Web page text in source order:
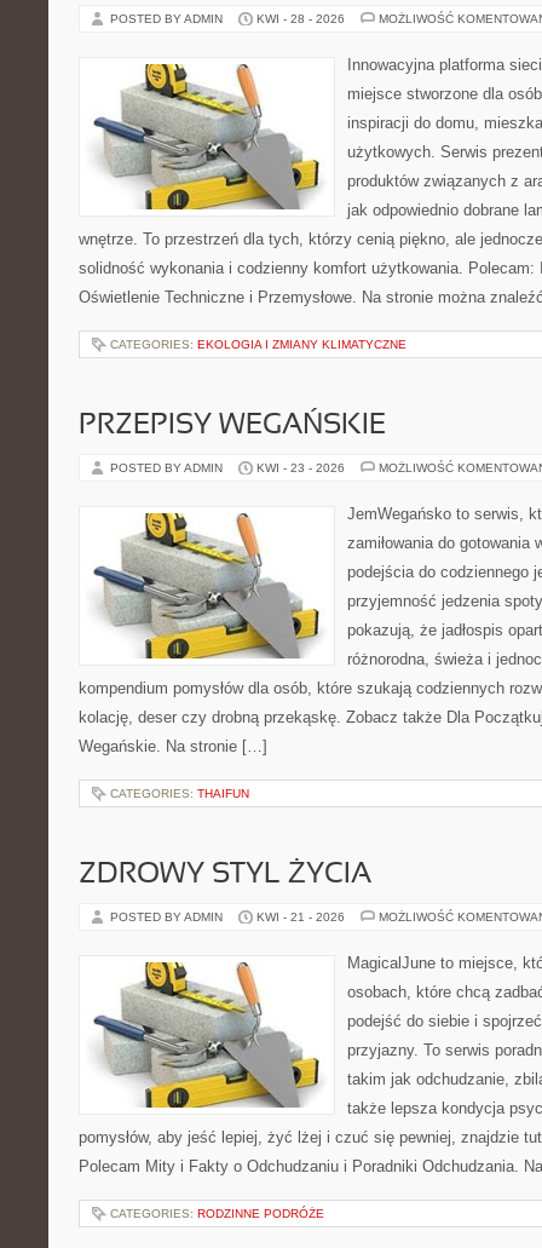
POSTED BY ADMIN KWI - 28 - 2026 MOŻLIWOŚĆ
Innowacyjna platforma
miejsce stworzone dla
inspiracji do domu,
użytkowych. Serwis
produktów związanych z
jak odpowiednio dobrane
wnętrze. To przestrzeń dla tych, którzy cenią piękno, ale
solidność wykonania i codzienny komfort użytkowania. Polecam:
Oświetlenie Techniczne i Przemysłowe. Na stronie można
CATEGORIES: EKOLOGIA I ZMIANY KLIMATYCZNE
PRZEPISY WEGAŃSKIE
POSTED BY ADMIN KWI - 23 - 2026 MOŻLIWOŚĆ
JemWegańsko to serwis,
zamiłowania do gotowania
podejścia do codziennego
przyjemność jedzenia
pokazują, że jadłospis
różnorodna, świeża i
kompendium pomysłów dla osób, które szukają codziennych
kolację, deser czy drobną przekąskę. Zobacz także Dla
Wegańskie. Na stronie […]
CATEGORIES: THAIFUN
ZDROWY STYL ŻYCIA
POSTED BY ADMIN KWI - 21 - 2026 MOŻLIWOŚĆ
MagicalJune to miejsce,
osobach, które chcą
podejść do siebie i
przyjazny. To serwis
takim jak odchudzanie,
także lepsza kondycja
pomysłów, aby jeść lepiej, żyć lżej i czuć się pewniej, znajdzie
Polecam Mity i Fakty o Odchudzaniu i Poradniki Odchudzania.
CATEGORIES: RODZINNE PODRÓŻE